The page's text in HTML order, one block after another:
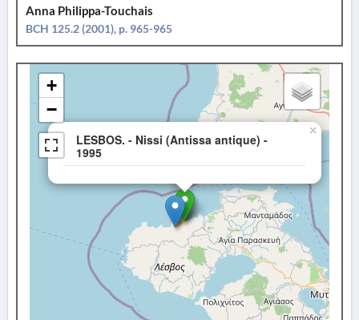
Anna Philippa-Touchais
BCH 125.2 (2001), p. 965-965
LESBOS. - Nissi (Antissa antique) -
1995
×
+
−